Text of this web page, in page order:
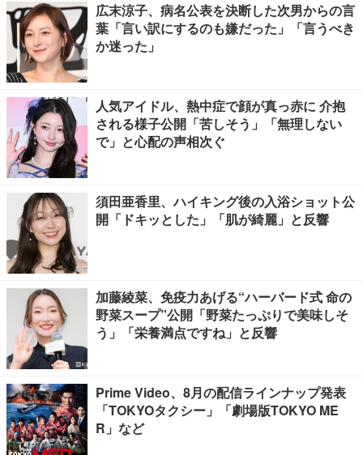
広末涼子、病名公表を決断した次男からの言
葉「言い訳にするのも嫌だった」「言うべき
か迷った」
人気アイドル、熱中症で顔が真っ赤に 介抱
される様子公開「苦しそう」「無理しない
で」と心配の声相次ぐ
須田亜香里、ハイキング後の入浴ショット公
開「ドキッとした」「肌が綺麗」と反響
加藤綾菜、免疫力あげる“ハーバード式 命の
野菜スープ”公開「野菜たっぷりで美味しそ
う」「栄養満点ですね」と反響
Prime Video、8月の配信ラインナップ発表
「TOKYOタクシー」「劇場版TOKYO ME
R」など